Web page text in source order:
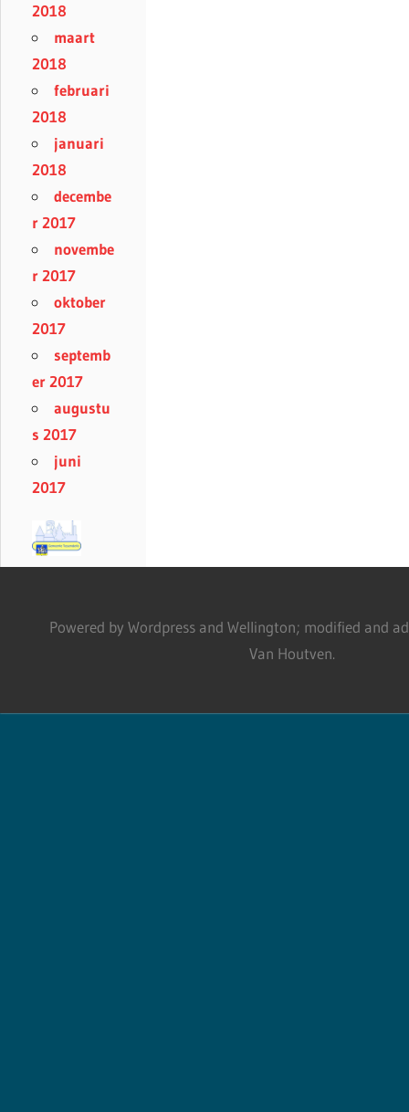
2018
maart
2018
februari
2018
januari
2018
decembe
r 2017
novembe
r 2017
oktober
2017
septemb
er 2017
augustu
s 2017
juni
2017
Powered by Wordpress and Wellington; modified and
Van Houtven.